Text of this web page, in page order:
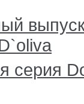
серия